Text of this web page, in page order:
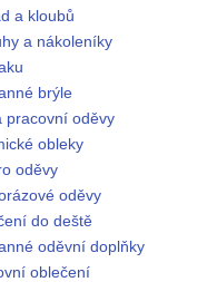
a kloubů
a nákoleníky
brýle
pracovní oděvy
obleky
oděvy
oděvy
do deště
oděvní doplňky
oblečení